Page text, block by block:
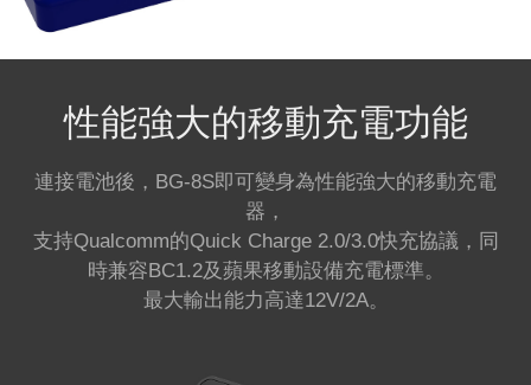
性能強大的移動充電功能
連接電池後，BG-8S即可變身為性能強大的移動充電
器，
支持Qualcomm的Quick Charge 2.0/3.0快充協議，同
時兼容BC1.2及蘋果移動設備充電標準。
最大輸出能力高達12V/2A。